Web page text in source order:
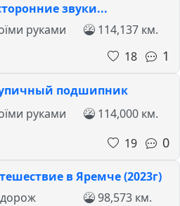
звуки...
руками
114,137 км.
18
1
подшипник
руками
114,000 км.
19
0
в Яремче (2023г)
98,573 км.